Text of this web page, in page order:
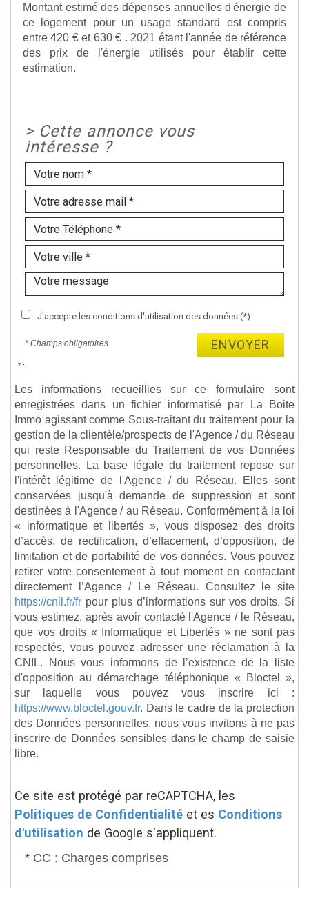
Montant estimé des dépenses annuelles d'énergie de
ce logement pour un usage standard est compris
entre 420 € et 630 € . 2021 étant l'année de référence
des prix de l'énergie utilisés pour établir cette
estimation.
> Cette annonce vous
intéresse ?
J'accepte les conditions d'utilisation des données (*)
* Champs obligatoires ENVOYER
* :
Les informations recueillies sur ce formulaire sont
enregistrées dans un fichier informatisé par La Boite
Immo agissant comme Sous-traitant du traitement pour la
gestion de la clientèle/prospects de l'Agence / du Réseau
qui reste Responsable du Traitement de vos Données
personnelles. La base légale du traitement repose sur
l'intérêt légitime de l'Agence / du Réseau. Elles sont
conservées jusqu'à demande de suppression et sont
destinées à l'Agence / au Réseau. Conformément à la loi
« informatique et libertés », vous disposez des droits
d’accès, de rectification, d’effacement, d’opposition, de
limitation et de portabilité de vos données. Vous pouvez
retirer votre consentement à tout moment en contactant
directement l’Agence / Le Réseau. Consultez le site
https://cnil.fr/fr pour plus d’informations sur vos droits. Si
vous estimez, après avoir contacté l'Agence / le Réseau,
que vos droits « Informatique et Libertés » ne sont pas
respectés, vous pouvez adresser une réclamation à la
CNIL. Nous vous informons de l’existence de la liste
d'opposition au démarchage téléphonique « Bloctel »,
sur laquelle vous pouvez vous inscrire ici :
https://www.bloctel.gouv.fr. Dans le cadre de la protection
des Données personnelles, nous vous invitons à ne pas
inscrire de Données sensibles dans le champ de saisie
libre.
Ce site est protégé par reCAPTCHA, les
Politiques de Confidentialité et es Conditions
d'utilisation de Google s'appliquent.
* CC : Charges comprises